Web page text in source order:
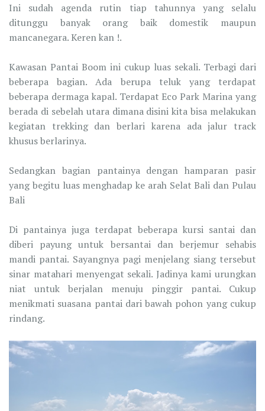
Ini sudah agenda rutin tiap tahunnya yang selalu
ditunggu banyak orang baik domestik maupun
mancanegara. Keren kan !.
Kawasan Pantai Boom ini cukup luas sekali. Terbagi dari
beberapa bagian. Ada berupa teluk yang terdapat
beberapa dermaga kapal. Terdapat Eco Park Marina yang
berada di sebelah utara dimana disini kita bisa melakukan
kegiatan trekking dan berlari karena ada jalur track
khusus berlarinya.
Sedangkan bagian pantainya dengan hamparan pasir
yang begitu luas menghadap ke arah Selat Bali dan Pulau
Bali
Di pantainya juga terdapat beberapa kursi santai dan
diberi payung untuk bersantai dan berjemur sehabis
mandi pantai. Sayangnya pagi menjelang siang tersebut
sinar matahari menyengat sekali. Jadinya kami urungkan
niat untuk berjalan menuju pinggir pantai. Cukup
menikmati suasana pantai dari bawah pohon yang cukup
rindang.